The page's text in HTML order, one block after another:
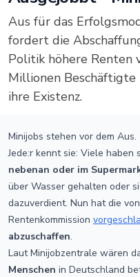
Aus für das
fordert die
Politik höhere Renten
Millionen
ihre Existenz.
Minijobs stehen vor dem Aus.
Jede:r kennt sie: Viele haben
nebenan oder im
über Wasser gehalten oder
dazuverdient. Nun hat die
Rentenkommission
abzuschaffen.
Laut Minijobzentrale wären
Menschen in Deutschland